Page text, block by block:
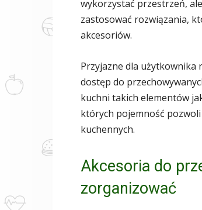
wykorzystać przestrzeń,
zastosować rozwiązania,
akcesoriów.
Przyjazne dla użytkownika
dostęp do
kuchni takich elementów
których pojemność
kuchennych.
Akcesoria do
zorganizować